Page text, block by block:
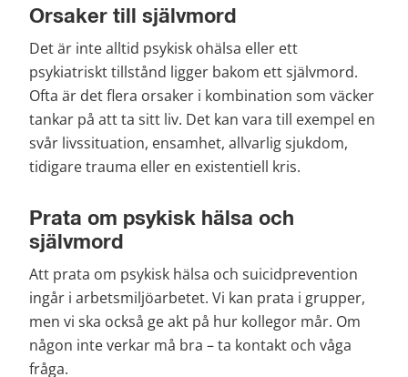
Orsaker till självmord
Det är inte alltid psykisk ohälsa eller ett
psykiatriskt tillstånd ligger bakom ett självmord.
Ofta är det flera orsaker i kombination som väcker
tankar på att ta sitt liv. Det kan vara till exempel en
svår livssituation, ensamhet, allvarlig sjukdom,
tidigare trauma eller en existentiell kris.
Prata om psykisk hälsa och
självmord
Att prata om psykisk hälsa och suicidprevention
ingår i arbetsmiljöarbetet. Vi kan prata i grupper,
men vi ska också ge akt på hur kollegor mår. Om
någon inte verkar må bra – ta kontakt och våga
fråga.